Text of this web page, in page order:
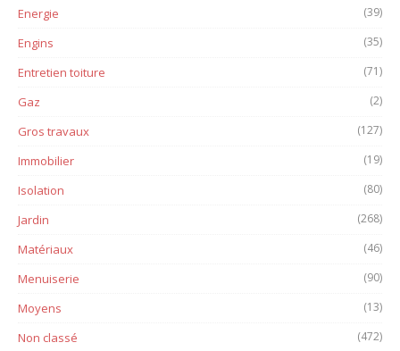
Energie (39)
Engins (35)
Entretien toiture (71)
Gaz (2)
Gros travaux (127)
Immobilier (19)
Isolation (80)
Jardin (268)
Matériaux (46)
Menuiserie (90)
Moyens (13)
Non classé (472)